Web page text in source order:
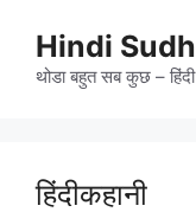
contentHindi
थोडा बहुत सब कुछ –
हिंदीकहानी